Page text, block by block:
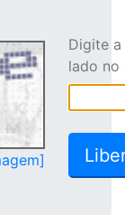
Digite
lado no